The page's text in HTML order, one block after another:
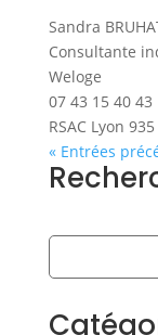
Sandra
Consultante
Weloge
07 43 15 40 43
RSAC Lyon
« Entrées